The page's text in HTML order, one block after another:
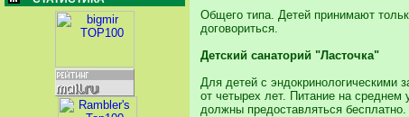
Общего типа. Детей принимают
договориться.
Детский санаторий "Ласточка"
Для детей с эндокринологическими
от четырех лет. Питание на среднем
должны предоставляться бесплатно.